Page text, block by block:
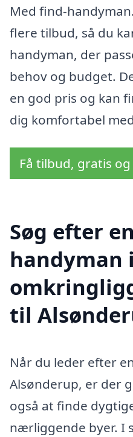
Med find-
flere tilbud, så du
handyman, der
behov og budget.
en god pris og kan
dig komfortabel
Få tilbud, gratis
Søg efter
handyman
til
Når du leder efter
Alsønderup, er der
også at finde
nærliggende byer. I